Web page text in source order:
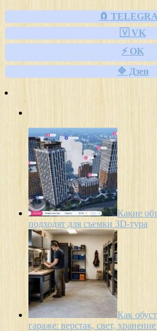
🧲
🇻 VK
⚡ OK
🔷 Дзен
Какие
подходят для съемки 3D-тура
Как
гараже: верстак, свет,